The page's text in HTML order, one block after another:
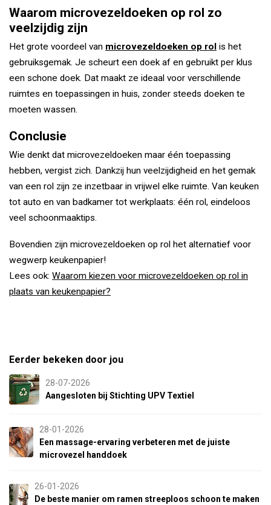
Waarom microvezeldoeken op rol zo
veelzijdig zijn
Het grote voordeel van microvezeldoeken op rol is het
gebruiksgemak. Je scheurt een doek af en gebruikt per klus
een schone doek. Dat maakt ze ideaal voor verschillende
ruimtes en toepassingen in huis, zonder steeds doeken te
moeten wassen.
Conclusie
Wie denkt dat microvezeldoeken maar één toepassing
hebben, vergist zich. Dankzij hun veelzijdigheid en het gemak
van een rol zijn ze inzetbaar in vrijwel elke ruimte. Van keuken
tot auto en van badkamer tot werkplaats: één rol, eindeloos
veel schoonmaaktips.
Bovendien zijn microvezeldoeken op rol het alternatief voor
wegwerp keukenpapier!
Lees ook: Waarom kiezen voor microvezeldoeken op rol in
plaats van keukenpapier?
Eerder bekeken door jou
28-07-2026
Aangesloten bij Stichting UPV Textiel
28-01-2026
Een massage-ervaring verbeteren met de juiste
microvezel handdoek
26-01-2026
De beste manier om ramen streeploos schoon te maken